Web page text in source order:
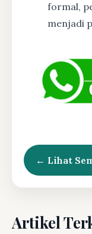
formal,
menjadi
← Lihat
Artikel